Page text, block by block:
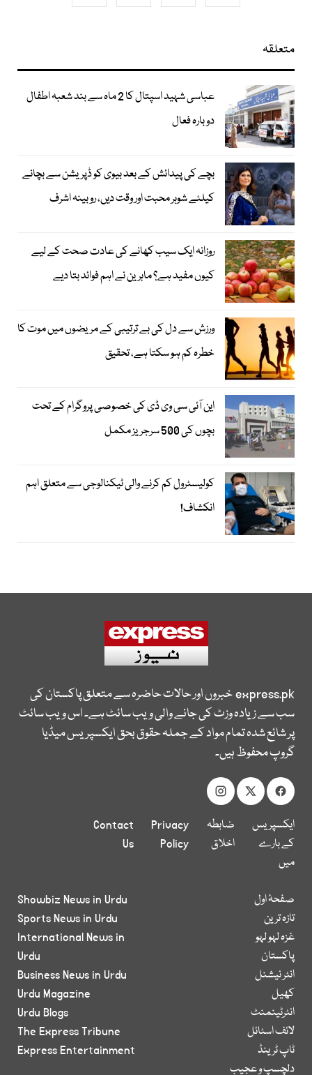
متعلقہ
عباسی شہید اسپتال کا 2 ماہ سے بند شعبہ اطفال
دوبارہ فعال
بچے کی پیدائش کے بعد بیوی کو ڈپریشن سے بچانے
کیلئے شوہر محبت اور وقت دیں، روبینہ اشرف
روزانہ ایک سیب کھانے کی عادت صحت کے لیے
کیوں مفید ہے؟ ماہرین نے اہم فوائد بتا دیے
ورزش سے دل کی بے ترتیبی کے مریضوں میں موت کا
خطرہ کم ہو سکتا ہے، تحقیق
این آئی سی وی ڈی کی خصوصی پروگرام کے تحت
بچوں کی 500 سرجریز مکمل
کولیسٹرول کم کرنے والی ٹیکنالوجی سے متعلق اہم
انکشاف!
express.pkخبروں اور حالات حاضرہ سے متعلق پاکستان کی
سب سے زیادہ وزٹ کی جانے والی ویب سائٹ ہے۔ اس ویب سائٹ
پر شائع شدہ تمام مواد کے جملہ حقوق بحق ایکسپریس میڈیا
گروپ محفوظ ہیں۔
ایکسپریس
کے بارے
میں
ضابطہ
اخلاق
Privacy
Policy
Contact
Us
صفحۂ اول
تازہ ترین
غزہ لہو لہو
پاکستان
انٹر نیشنل
کھیل
انٹرٹینمنٹ
لائف اسٹائل
ٹاپ ٹرینڈ
دلچسپ و عجیب
Showbiz News in Urdu
Sports News in Urdu
International News in
Urdu
Business News in Urdu
Urdu Magazine
Urdu Blogs
The Express Tribune
Express Entertainment